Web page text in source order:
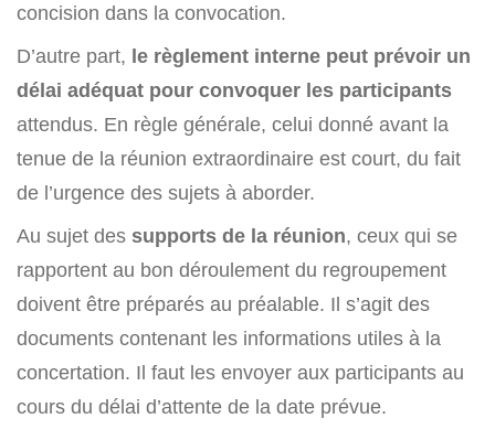
concision dans la convocation.
D’autre part, le règlement interne peut prévoir un
délai adéquat pour convoquer les participants
attendus. En règle générale, celui donné avant la
tenue de la réunion extraordinaire est court, du fait
de l’urgence des sujets à aborder.
Au sujet des supports de la réunion, ceux qui se
rapportent au bon déroulement du regroupement
doivent être préparés au préalable. Il s’agit des
documents contenant les informations utiles à la
concertation. Il faut les envoyer aux participants au
cours du délai d’attente de la date prévue.